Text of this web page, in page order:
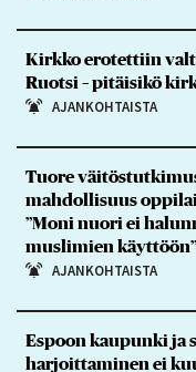
Kirkko erotettiin
Ruotsi – pitäisikö
AJANKOHTAISTA
Tuore
mahdollisuus
”Moni nuori ei
muslimien käyttöön”
AJANKOHTAISTA
Espoon kaupunki ja
harjoittaminen ei